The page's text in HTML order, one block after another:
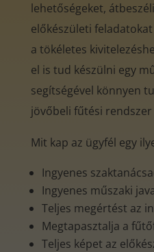
lehetőségeket,
előkészületi
a tökéletes
el is tud készülni egy
segítségével könnyen
jövőbeli fűtési
Mit kap az ügyfél egy
Ingyenes
Ingyenes műszaki
Teljes megértést az
Megtapasztalja a
Teljes képet az